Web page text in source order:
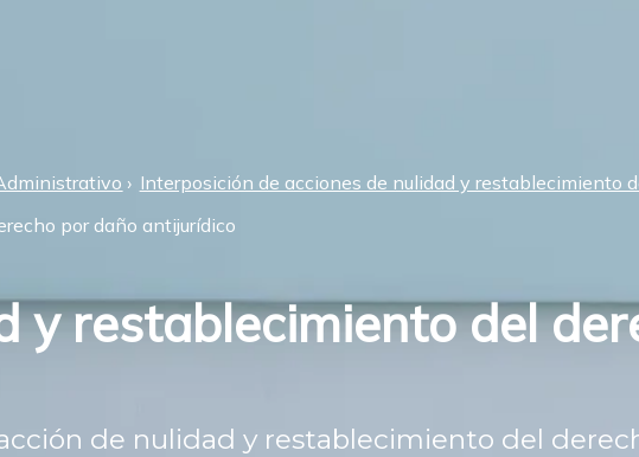
Interposición de acciones de nulidad y restablecimiento
por daño antijurídico
y restablecimiento del
de nulidad y restablecimiento del